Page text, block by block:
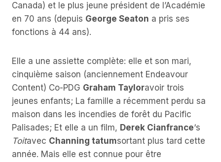
Canada) et le plus jeune président de l’Académie
en 70 ans (depuis George Seaton a pris ses
fonctions à 44 ans).
Elle a une assiette complète: elle et son mari,
cinquième saison (anciennement Endeavour
Content) Co-PDG Graham Tayloravoir trois
jeunes enfants; La famille a récemment perdu sa
maison dans les incendies de forêt du Pacific
Palisades; Et elle a un film, Derek Cianfrance‘s
Toitavec Channing tatumsortant plus tard cette
année. Mais elle est connue pour être